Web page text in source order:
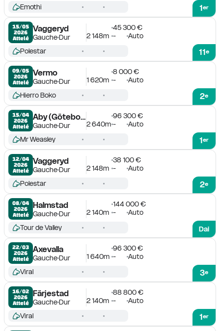
1er
Emothi
15/05
2026
Attelé
Vaggeryd
GaucheDur
45 300 €
2 148m - Auto
11e
Polestar
09/05
2026
Attelé
Vermo
GaucheDur
8 000 €
1 620m - Auto
2e
Hierro Boko
15/04
2026
Attelé
Aby (Göteborg)
GaucheDur
96 300 €
2 640m - Auto
1er
Mr Weasley
12/04
2026
Attelé
Vaggeryd
GaucheDur
38 100 €
2 148m - Auto
2e
Polestar
08/04
2026
Attelé
Halmstad
GaucheDur
144 000 €
2 140m -
Auto
Dai
Tour de Valley
22/03
2026
Attelé
Axevalla
GaucheDur
96 300 €
1 640m - Auto
3e
Viral
16/02
2026
Attelé
Färjestad
GaucheDur
88 800 €
2 140m - Auto
1er
Viral